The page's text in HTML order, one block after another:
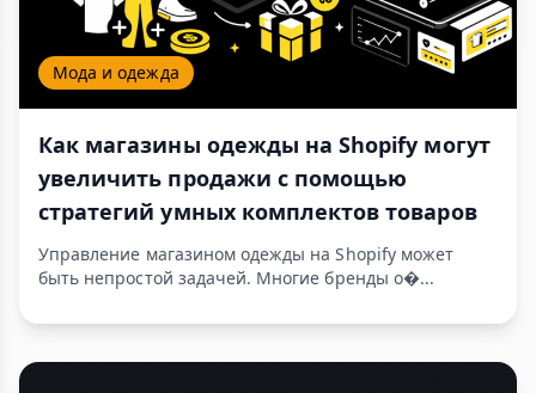
Мода и одежда
Как магазины одежды на Shopify могут
увеличить продажи с помощью
стратегий умных комплектов товаров
Управление магазином одежды на Shopify может
быть непростой задачей. Многие бренды о�...